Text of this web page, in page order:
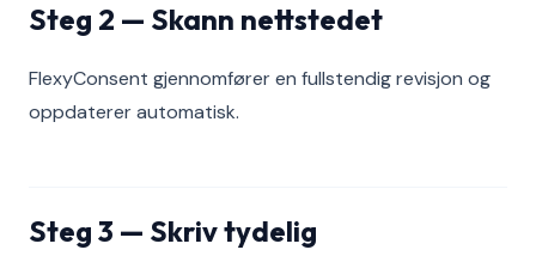
Steg 2 — Skann nettstedet
FlexyConsent gjennomfører en fullstendig revisjon og
oppdaterer automatisk.
Steg 3 — Skriv tydelig